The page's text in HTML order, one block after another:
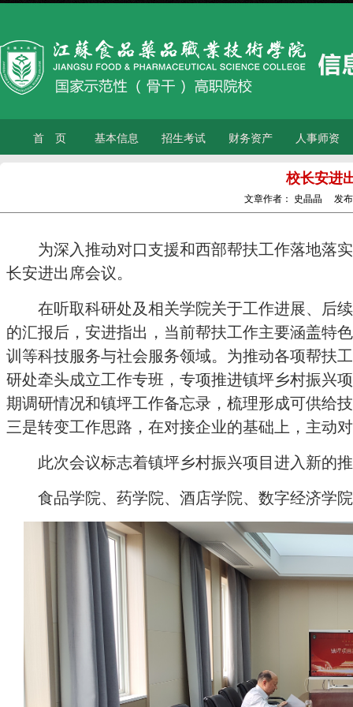
首 页 基本信息 招生考试 财务资产 人事师资
校长安进
文章作者： 史晶晶 发
为深入推动对口支援和西部帮扶工作落地落
长安进出席会议。
在听取科研处及相关学院关于工作进展、后
的汇报后，安进指出，当前帮扶工作主要涵盖特
训等科技服务与社会服务领域。为推动各项帮扶
研处牵头成立工作专班，专项推进镇坪乡村振兴
期调研情况和镇坪工作备忘录，梳理形成可供给
三是转变工作思路，在对接企业的基础上，主动
此次会议标志着镇坪乡村振兴项目进入新的
食品学院、药学院、酒店学院、数字经济学